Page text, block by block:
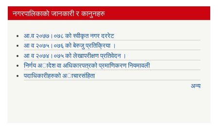
नगरपालिकाकाे जानकारी र कानुनहरु
आ.व २०७७।०७८ को स्वीकृत नगर दररेट
आ व २०७५।०७६ को बेरुजु प्रतिक्रिया ।
आ व २०७४।०७५ काे लेखापरीक्षण प्रतिवेदन ।
निर्णय अादेश वा अधिकारपत्रकाे प्रमाणिकरण नियमावली
पदाधिकारीहरुको अाचारसंहिता
अन्य